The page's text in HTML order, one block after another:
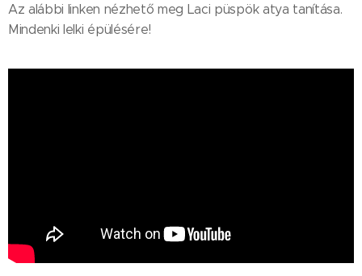
Az alábbi linken nézhető meg Laci püspök atya tanítása.
Mindenki lelki épülésére!